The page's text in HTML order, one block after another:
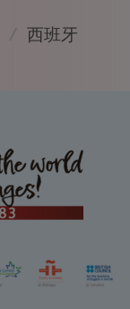
/ 西班牙